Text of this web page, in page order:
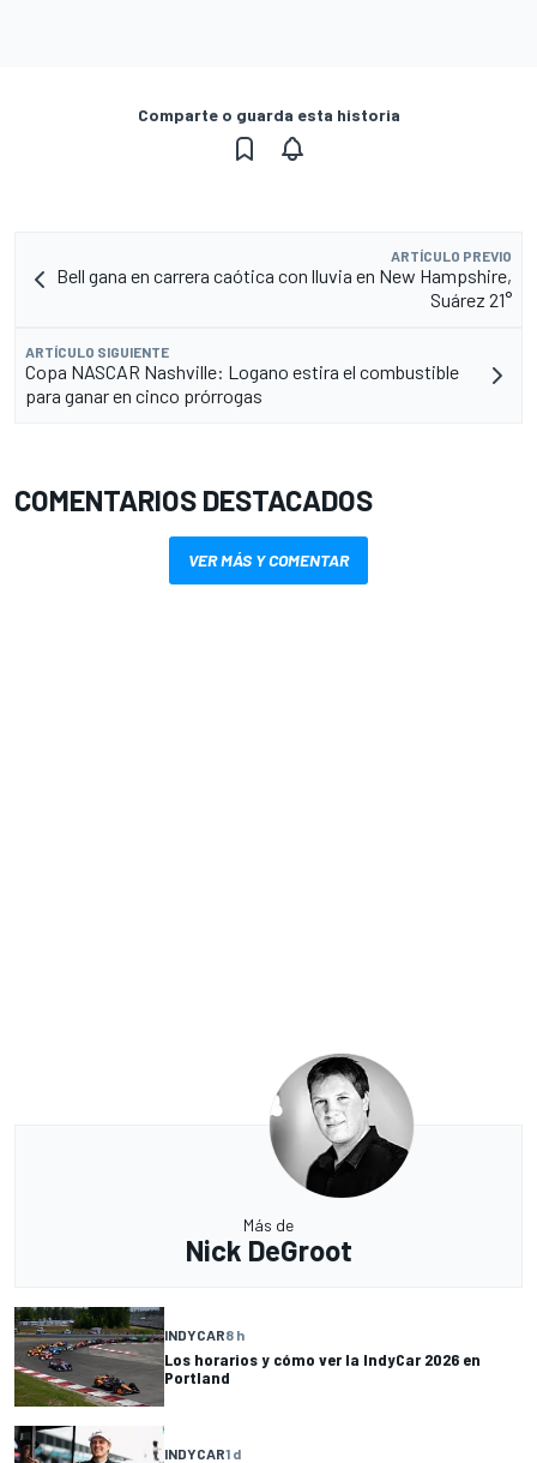
Comparte o guarda esta historia
ARTÍCULO PREVIO
Bell gana en carrera caótica con lluvia en New Hampshire,
Suárez 21°
ARTÍCULO SIGUIENTE
Copa NASCAR Nashville: Logano estira el combustible
para ganar en cinco prórrogas
COMENTARIOS DESTACADOS
VER MÁS Y COMENTAR
Más de
Nick DeGroot
INDYCAR8 h
Los horarios y cómo ver la IndyCar 2026 en
Portland
INDYCAR1 d